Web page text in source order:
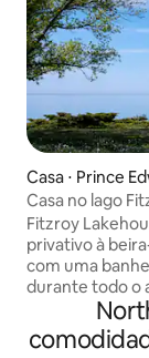
Casa ⋅ Prince
Casa no lago
Fitzroy
privativo à
com uma
durante todo o
água. Desfrute
partir da área
quarto